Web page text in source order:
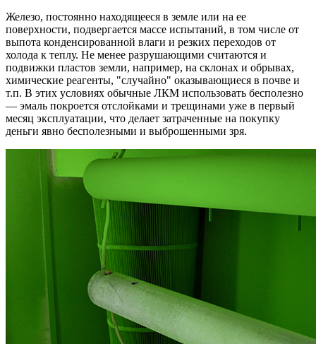
Железо, постоянно находящееся в земле или на ее
поверхности, подвергается массе испытаний, в том числе от
выпота конденсированной влаги и резких переходов от
холода к теплу. Не менее разрушающими считаются и
подвижки пластов земли, например, на склонах и обрывах,
химические реагенты, "случайно" оказывающиеся в почве и
т.п. В этих условиях обычные ЛКМ использовать бесполезно
— эмаль покроется отслойками и трещинами уже в первый
месяц эксплуатации, что делает затраченные на покупку
деньги явно бесполезными и выброшенными зря.